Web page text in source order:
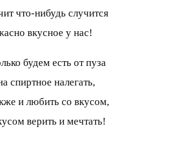
что-нибудь случится
вкусное у нас!
будем есть от пуза
спиртное налегать,
и любить со вкусом,
верить и мечтать!